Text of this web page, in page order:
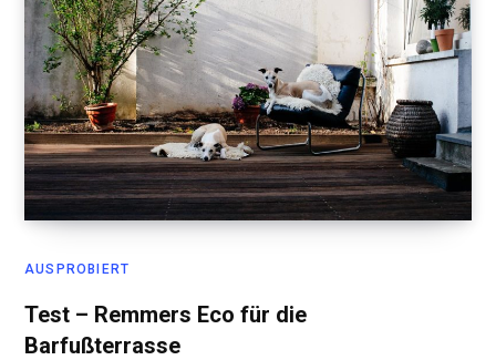
AUSPROBIERT
Test – Remmers Eco für die
Barfußterrasse